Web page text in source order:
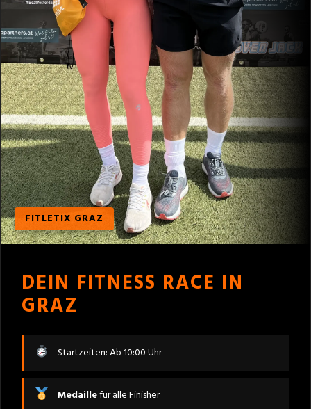
FITLETIX GRAZ
DEIN FITNESS RACE IN
GRAZ
Startzeiten: Ab 10:00 Uhr
Medaillefür alle Finisher